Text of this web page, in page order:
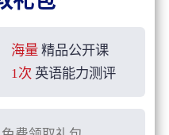
海量 精品公开课
1次 英语能力测评